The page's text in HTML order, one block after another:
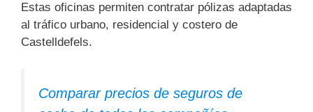
Estas oficinas permiten contratar pólizas adaptadas
al tráfico urbano, residencial y costero de
Castelldefels.
Comparar precios de seguros de